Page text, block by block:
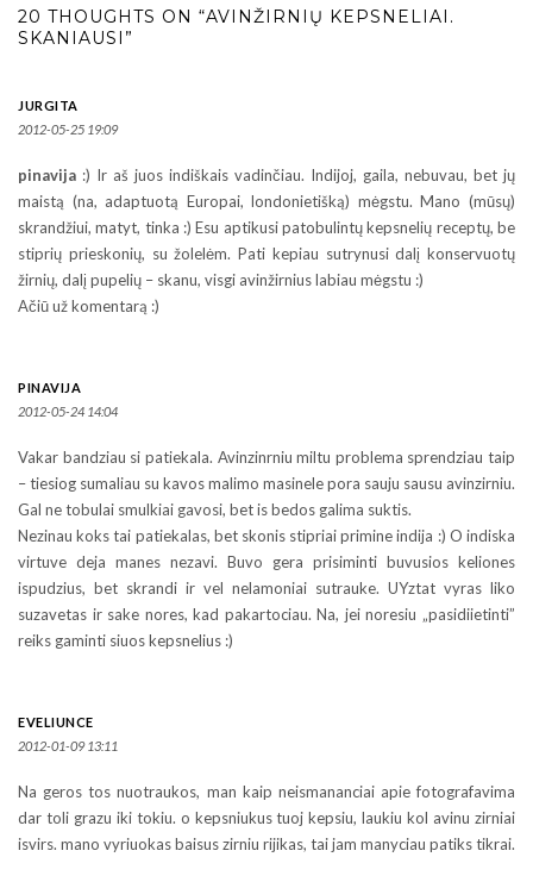
20 THOUGHTS ON “AVINŽIRNIŲ KEPSNELIAI.
SKANIAUSI”
JURGITA
2012-05-25 19:09
pinavija :) Ir aš juos indiškais vadinčiau. Indijoj, gaila, nebuvau, bet jų
maistą (na, adaptuotą Europai, londonietišką) mėgstu. Mano (mūsų)
skrandžiui, matyt, tinka :) Esu aptikusi patobulintų kepsnelių receptų, be
stiprių prieskonių, su žolelėm. Pati kepiau sutrynusi dalį konservuotų
žirnių, dalį pupelių – skanu, visgi avinžirnius labiau mėgstu :)
Ačiū už komentarą :)
PINAVIJA
2012-05-24 14:04
Vakar bandziau si patiekala. Avinzinrniu miltu problema sprendziau taip
– tiesiog sumaliau su kavos malimo masinele pora sauju sausu avinzirniu.
Gal ne tobulai smulkiai gavosi, bet is bedos galima suktis.
Nezinau koks tai patiekalas, bet skonis stipriai primine indija :) O indiska
virtuve deja manes nezavi. Buvo gera prisiminti buvusios keliones
ispudzius, bet skrandi ir vel nelamoniai sutrauke. UYztat vyras liko
suzavetas ir sake nores, kad pakartociau. Na, jei noresiu „pasidiietinti”
reiks gaminti siuos kepsnelius :)
EVELIUNCE
2012-01-09 13:11
Na geros tos nuotraukos, man kaip neismananciai apie fotografavima
dar toli grazu iki tokiu. o kepsniukus tuoj kepsiu, laukiu kol avinu zirniai
isvirs. mano vyriuokas baisus zirniu rijikas, tai jam manyciau patiks tikrai.